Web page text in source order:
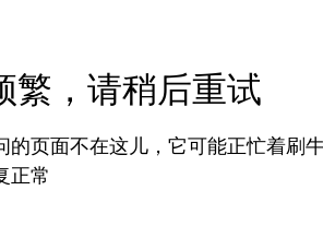
繁，请稍后重试
的页面不在这儿，它可能正忙着刷
正常